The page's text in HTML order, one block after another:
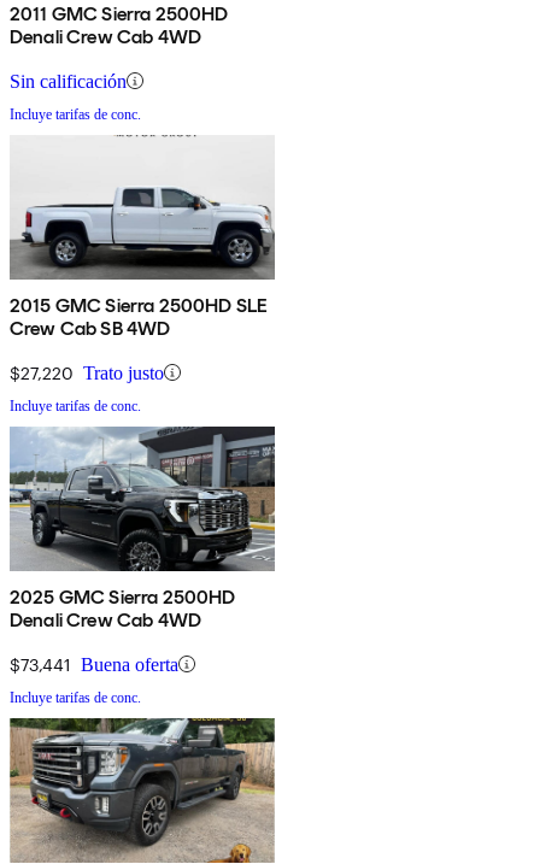
2011 GMC Sierra 2500HD
Denali Crew Cab 4WD
Sin calificación
Incluye tarifas de conc.
2015 GMC Sierra 2500HD SLE
Crew Cab SB 4WD
$27,220 Trato justo
Incluye tarifas de conc.
2025 GMC Sierra 2500HD
Denali Crew Cab 4WD
$73,441 Buena oferta
Incluye tarifas de conc.